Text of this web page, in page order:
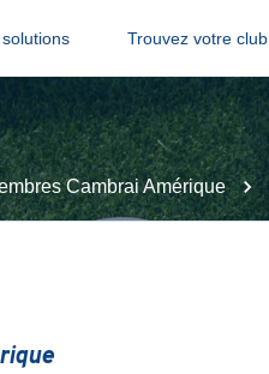
Trouvez votre club
Cambrai Amérique